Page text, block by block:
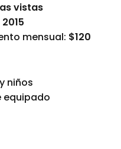
vistas
2015
mensual: $120
niños